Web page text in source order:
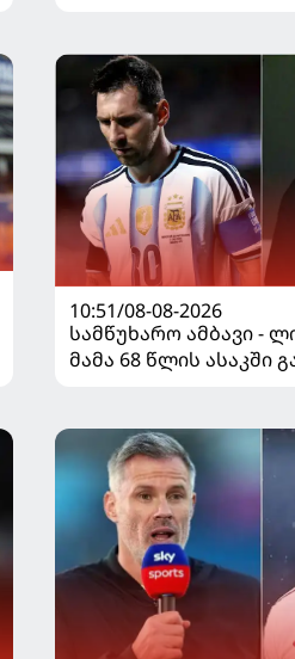
10:51/08-08-2026
სამწუხარო ამბავი -
მამა 68 წლის ასაკში